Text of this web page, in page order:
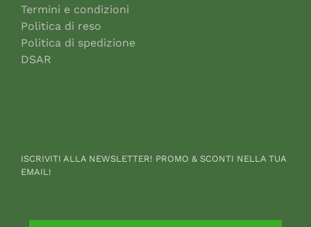
Termini e condizioni
Politica di reso
Politica di spedizione
DSAR
ISCRIVITI ALLA NEWSLETTER! PROMO & SCONTI NELLA TUA
EMAIL!